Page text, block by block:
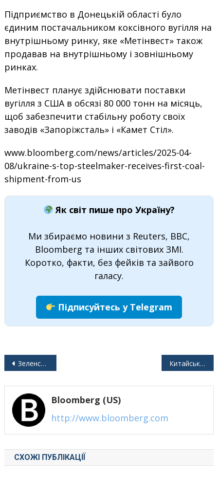
Підприємство в Донецькій області було
єдиним постачальником коксівного вугілля на
внутрішньому ринку, яке «Метінвест» також
продавав на внутрішньому і зовнішньому
ринках.
Метінвест планує здійснювати поставки
вугілля з США в обсязі 80 000 тонн на місяць,
щоб забезпечити стабільну роботу своїх
заводів «Запоріжсталь» і «Камет Стіл».
www.bloomberg.com/news/articles/2025-04-
08/ukraine-s-top-steelmaker-receives-first-coal-
shipment-from-us
Як світ пише про Україну?
Ми збираємо новини з Reuters, BBC,
Bloomberg та інших світових ЗМІ.
Коротко, факти, без фейків та зайвого
галасу.
Підписуйтесь у Telegram
Навігація
Зеленський заявив про захоплення в полон громадян Китаю, які воювали на боці Росії в Україні Китайські військові потрапили в полон в Україні. Є реакція США
Bloomberg (US)
http://www.bloomberg.com
СХОЖІ ПУБЛІКАЦІЇ